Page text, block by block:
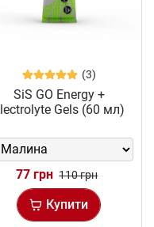
(3)
SiS GO Energy +
Gels (60 мл)
77 грн 110 грн
Купити